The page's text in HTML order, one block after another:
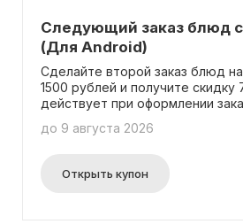
Следующий заказ блюд с
(Для Android)
Сделайте второй заказ блюд
1500 рублей и получите скидку
действует при оформлении
промокода для получения
до 9 августа 2026
Открыть купон